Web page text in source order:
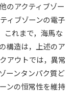
ウスのβ細胞では
流入量が減少
D）CASTノック
サイクリングが
ン酸量が増加す
のアクティブゾー
ィブゾーンの電子
これまで，海馬な
構造は，上述のア
アウトでは，異常
ーンタンパク質ど
ンの恒常性を維持